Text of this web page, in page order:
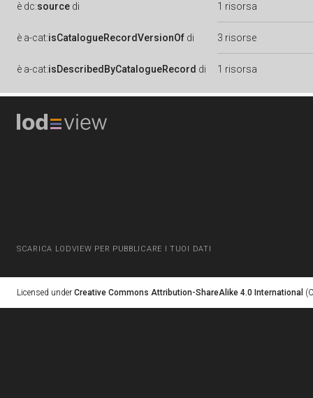
è dc:source di 1 risorsa
è a-cat:isCatalogueRecordVersionOf di 3 risorse
è a-cat:isDescribedByCatalogueRecord di 1 risorsa
SCARICA LODVIEW PER PUBBLICARE I TUOI DATI
Licensed under Creative Commons Attribution-ShareAlike 4.0 International